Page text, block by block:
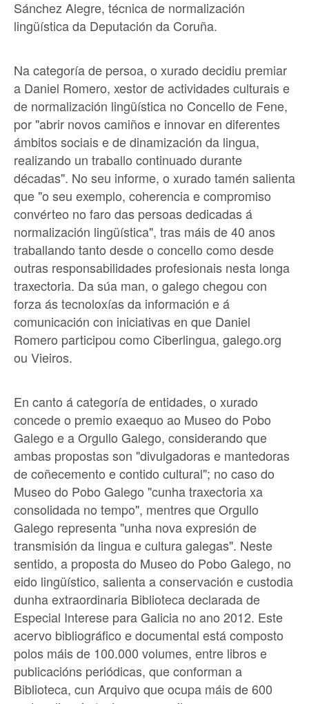
Sánchez Alegre, técnica de normalización
lingüística da Deputación da Coruña.
Na categoría de persoa, o xurado decidiu premiar
a Daniel Romero, xestor de actividades culturais e
de normalización lingüística no Concello de Fene,
por "abrir novos camiños e innovar en diferentes
ámbitos sociais e de dinamización da lingua,
realizando un traballo continuado durante
décadas". No seu informe, o xurado tamén salienta
que "o seu exemplo, coherencia e compromiso
convérteo no faro das persoas dedicadas á
normalización lingüística", tras máis de 40 anos
traballando tanto desde o concello como desde
outras responsabilidades profesionais nesta longa
traxectoria. Da súa man, o galego chegou con
forza ás tecnoloxías da información e á
comunicación con iniciativas en que Daniel
Romero participou como Ciberlingua, galego.org
ou Vieiros.
En canto á categoría de entidades, o xurado
concede o premio exaequo ao Museo do Pobo
Galego e a Orgullo Galego, considerando que
ambas propostas son "divulgadoras e mantedoras
de coñecemento e contido cultural"; no caso do
Museo do Pobo Galego "cunha traxectoria xa
consolidada no tempo", mentres que Orgullo
Galego representa "unha nova expresión de
transmisión da lingua e cultura galegas". Neste
sentido, a proposta do Museo do Pobo Galego, no
eido lingüístico, salienta a conservación e custodia
dunha extraordinaria Biblioteca declarada de
Especial Interese para Galicia no ano 2012. Este
acervo bibliográfico e documental está composto
polos máis de 100.000 volumes, entre libros e
publicacións periódicas, que conforman a
Biblioteca, cun Arquivo que ocupa máis de 600